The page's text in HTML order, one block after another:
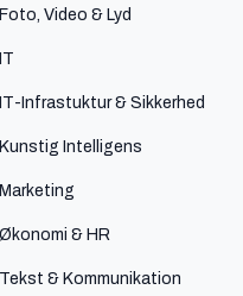
Foto, Video & Lyd
IT
IT-Infrastuktur & Sikkerhed
Kunstig Intelligens
Marketing
Økonomi & HR
Tekst & Kommunikation